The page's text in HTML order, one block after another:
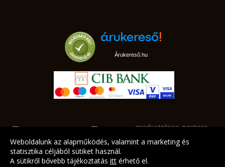
Árukereső.hu
marketplace partner
Weboldalunk az alapműködés, valamint a marketing és
statisztika céljából sütiket használ.
A sütikről bővebb tájékoztatás itt érhető el.